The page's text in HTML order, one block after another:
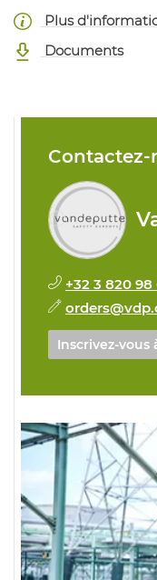
Plus
Documents
Contactez-
+32 3 820 98
Inscrivez-